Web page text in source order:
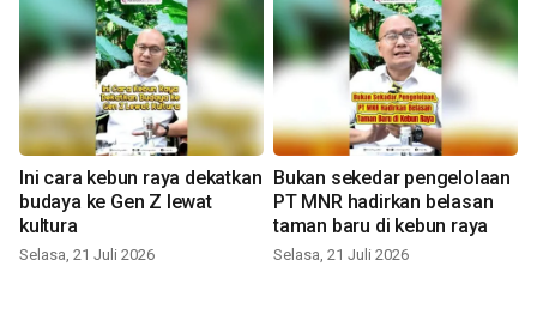
Ini cara kebun raya dekatkan
budaya ke Gen Z lewat
kultura
Selasa, 21 Juli 2026
Bukan sekedar pengelolaan
PT MNR hadirkan belasan
taman baru di kebun raya
Selasa, 21 Juli 2026